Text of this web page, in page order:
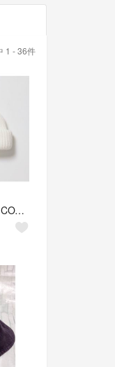
1 - 36件
KIJIMA TAKAYUKI COTTON ACRYLIC DECK CAP